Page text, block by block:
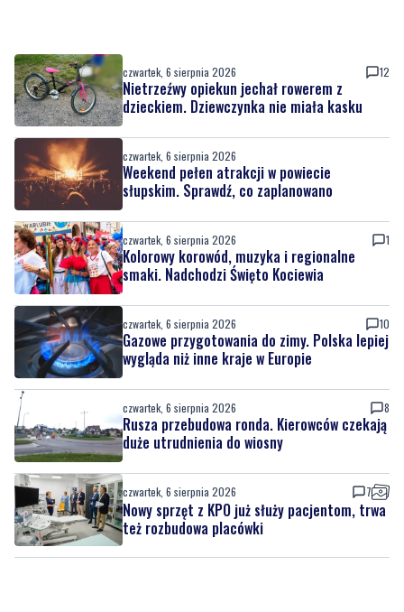
czwartek, 6 sierpnia 2026 12
Nietrzeźwy opiekun jechał rowerem z
dzieckiem. Dziewczynka nie miała kasku
czwartek, 6 sierpnia 2026
Weekend pełen atrakcji w powiecie
słupskim. Sprawdź, co zaplanowano
czwartek, 6 sierpnia 2026 1
Kolorowy korowód, muzyka i regionalne
smaki. Nadchodzi Święto Kociewia
czwartek, 6 sierpnia 2026 10
Gazowe przygotowania do zimy. Polska lepiej
wygląda niż inne kraje w Europie
czwartek, 6 sierpnia 2026 8
Rusza przebudowa ronda. Kierowców czekają
duże utrudnienia do wiosny
czwartek, 6 sierpnia 2026 7
Nowy sprzęt z KPO już służy pacjentom, trwa
też rozbudowa placówki